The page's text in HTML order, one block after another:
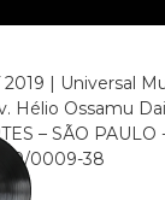
| Universal
Hélio Ossamu
– SÃO
0009-38